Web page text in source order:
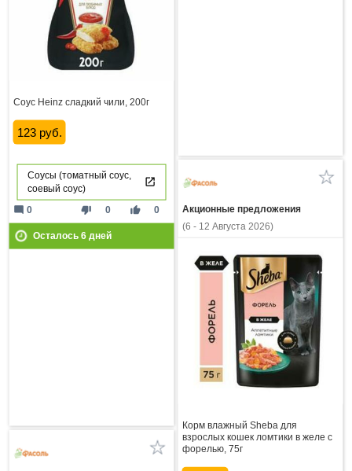
Соус Heinz сладкий чили, 200г
123 руб.
Соусы (томатный соус,
соевый соус)
thumb_down 0 thumb_up 0
mode_comment 0
Осталось 6дней
Акционные предложения
(6 - 12 Августа 2026)
Корм влажный Sheba для
взрослых кошек ломтики в желе с
форелью, 75г